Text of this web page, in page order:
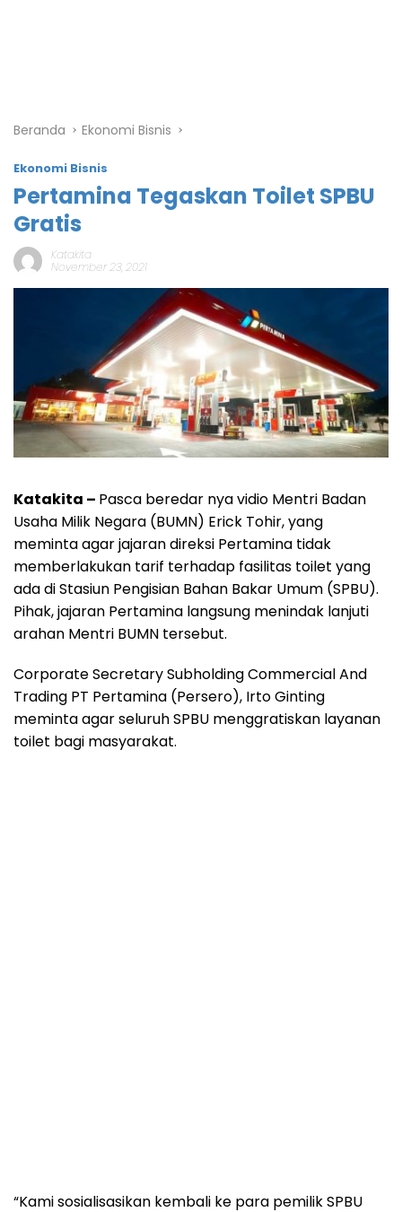
Beranda Ekonomi Bisnis
Ekonomi Bisnis
Pertamina Tegaskan Toilet SPBU
Gratis
Katakita
November 23, 2021
Katakita – Pasca beredar nya vidio Mentri Badan
Usaha Milik Negara (BUMN) Erick Tohir, yang
meminta agar jajaran direksi Pertamina tidak
memberlakukan tarif terhadap fasilitas toilet yang
ada di Stasiun Pengisian Bahan Bakar Umum (SPBU).
Pihak, jajaran Pertamina langsung menindak lanjuti
arahan Mentri BUMN tersebut.
Corporate Secretary Subholding Commercial And
Trading PT Pertamina (Persero), Irto Ginting
meminta agar seluruh SPBU menggratiskan layanan
toilet bagi masyarakat.
“Kami sosialisasikan kembali ke para pemilik SPBU